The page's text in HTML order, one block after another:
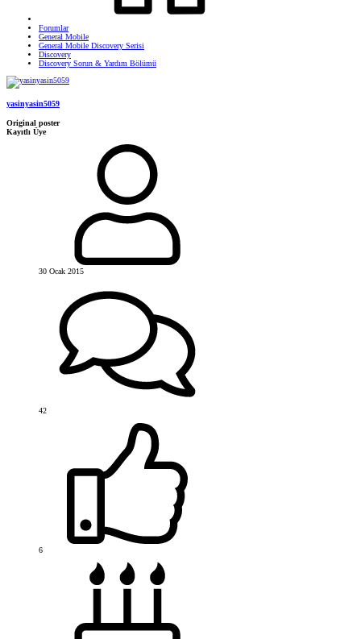
Forumlar
General Mobile
General Mobile Discovery Serisi
Discovery
Discovery Sorun & Yardım Bölümü
yasinyasin5059
Original poster
Kayıtlı Üye
30 Ocak 2015
42
6